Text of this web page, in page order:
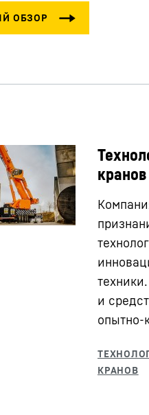
кранов
и
опытно-